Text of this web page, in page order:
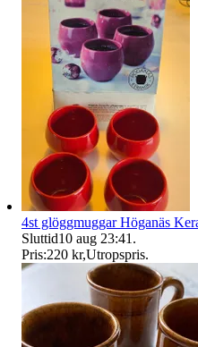
4st glöggmuggar Höganäs
Sluttid10 aug 23:41 .
Pris:220 kr,Utropspris.